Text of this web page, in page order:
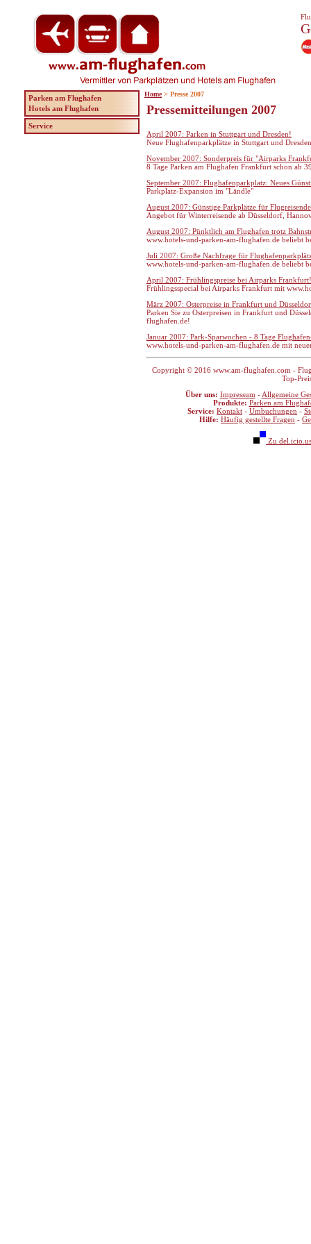
Pressemitteilungen 2007
April 2007: Parken in Stuttgart und Dresden!
Neue Flughafenparkplätze in Stuttgart und
November 2007: Sonderpreis für "Airparks
8 Tage Parken am Flughafen Frankfurt schon ab
September 2007: Flughafenparkplatz: Neues
Parkplatz-Expansion im "Ländle"
August 2007: Günstige Parkplätze für Flugreisende
Angebot für Winterreisende ab Düsseldorf,
August 2007: Pünktlich am Flughafen trotz
www.hotels-und-parken-am-flughafen.de beliebt
Juli 2007: Große Nachfrage für
www.hotels-und-parken-am-flughafen.de beliebt
April 2007: Frühlingspreise bei Airparks Frankfurt!
Frühlingsspecial bei Airparks Frankfurt mit
März 2007: Osterpreise in Frankfurt und
Parken Sie zu Osterpreisen in Frankfurt und
flughafen.de!
Januar 2007: Park-Sparwochen - 8 Tage
www.hotels-und-parken-am-flughafen.de mit
Copyright © 2016 www.am-flughafen.com -
Top-
Über uns: Impressum - Allgemeine
Produkte: Parken am
Service: Kontakt - Umbuchungen -
Hilfe: Häufig gestellte Fragen -
Zu
Parken am Flughafen
Hotels am Flughafen
Service
Home > Presse 2007